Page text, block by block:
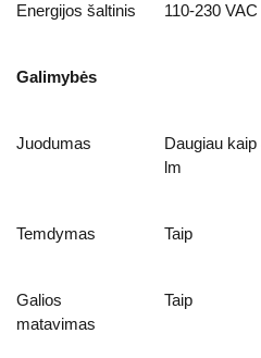
Energijos šaltinis 110-230
Galimybės
Juodumas
Daugiau kaip
lm
Temdymas Taip
Galios
matavimas
Taip